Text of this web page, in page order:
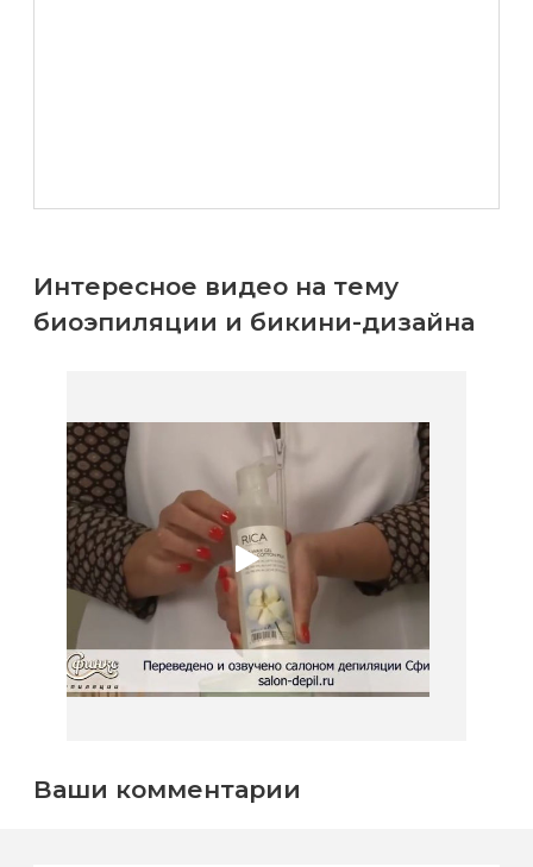
Интересное видео на тему
биоэпиляции и бикини-дизайна
Ваши комментарии